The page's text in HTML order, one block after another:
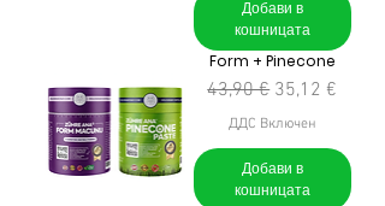
Добави в
кошницата
Form + Pinecone
Редовна цена
43,90 € Продажна
35,12 €
ДДС Включен
Добави в
кошницата